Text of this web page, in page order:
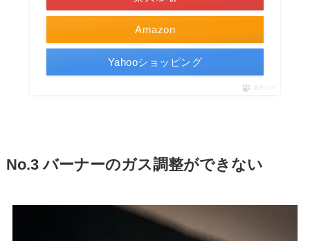
Amazon
Yahooショッピング
ポチップ
No.3 バーナーのガス調整ができない